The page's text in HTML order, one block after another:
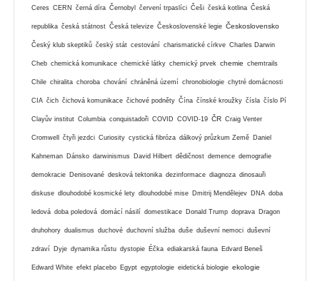
Ceres CERN černá díra Černobyl červení trpaslíci Češi česká kotlina Česká
republika česká státnost Česká televize Československé legie Československo
Český klub skeptiků český stát cestování charismatické církve Charles Darwin
Cheb chemická komunikace chemické látky chemický prvek chemie chemtrails
Chile chiralita choroba chování chráněná území chronobiologie chytré domácnosti
CIA čich čichová komunikace čichové podněty Čína čínské kroužky čísla číslo Pí
Clayův institut Columbia conquistadoři COVID COVID-19 ČR Craig Venter
Cromwell čtyři jezdci Curiosity cystická fibróza dálkový průzkum Země Daniel
Kahneman Dánsko darwinismus David Hilbert dědičnost demence demografie
demokracie Denisované desková tektonika dezinformace diagnoza dinosauři
diskuse dlouhodobé kosmické lety dlouhodobé mise Dmitrij Mendělejev DNA doba
ledová doba poledová domácí násilí domestikace Donald Trump doprava Dragon
druhohory dualismus duchové duchovní služba duše duševní nemoci duševní
zdraví Dyje dynamika růstu dystopie Éčka ediakarská fauna Edvard Beneš
Edward White efekt placebo Egypt egyptologie eidetická biologie ekologie